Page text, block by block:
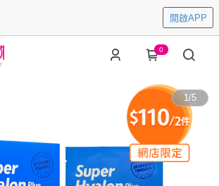
開啟APP
0
1/5